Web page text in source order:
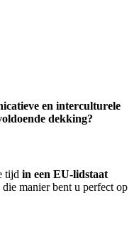
en interculturele
dekking?
tijd in een EU-lidstaat
manier bent u perfect op